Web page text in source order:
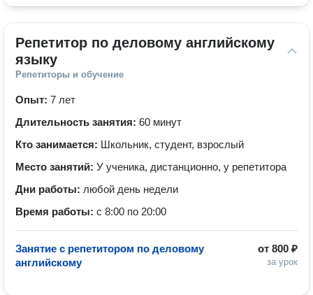
Репетитор по деловому английскому
языку
Репетиторы и обучение
Опыт: 7 лет
Длительность занятия: 60 минут
Кто занимается: Школьник, студент, взрослый
Место занятий: У ученика, дистанционно, у репетитора
Дни работы: любой день недели
Время работы: с 8:00 по 20:00
от 800 ₽
за урок
Занятие с репетитором по деловому
английскому